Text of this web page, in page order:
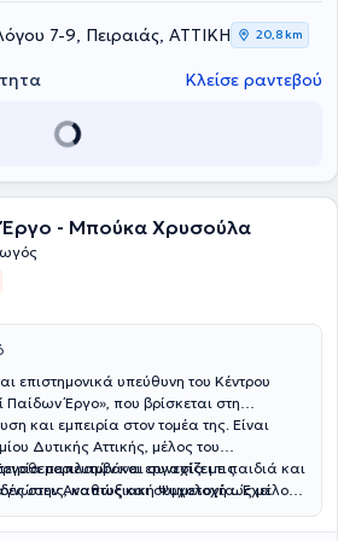
7-9, Πειραιάς, ΑΤΤΙΚΗ 20,8 km
Κλείσε ραντεβού
Έργο - Μπούκα Χρυσούλα
Έργο», που βρίσκεται στη
και εμπειρία στον τομέα της. Είναι
Δυτικής Αττικής, μέλος του
και συνεχίζει τις
στην Αναπτυξιακή Ψυχολογία. Έχει
στη Δέσμη Κινητικής Αξιολόγησης
περιλαμβάνει εργασία με παιδιά και
καθώς και συμμετοχή ως μέλος
Άτομα με Αναπηρία». Η συνεχής